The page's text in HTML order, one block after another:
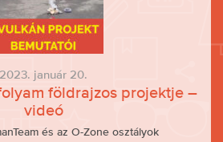
2023. január 20.
földrajzos projektje –
videó
és az O-Zone osztályok